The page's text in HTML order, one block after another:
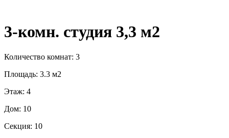
3-комн. студия 3,3 м2
Количество комнат: 3
Площадь: 3.3 м2
Этаж: 4
Дом: 10
Секция: 10